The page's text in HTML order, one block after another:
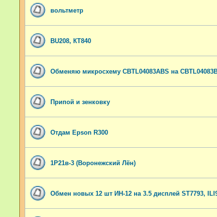
вольтметр
BU208, КТ840
Обменяю микросхему CBTL04083ABS на
Припой и зенковку
Отдам Epson R300
1Р21в-3 (Воронежский Лён)
Обмен новых 12 шт ИН-12 на 3.5 дисплей ST7793,